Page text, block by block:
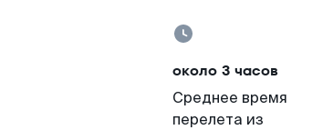
около 3 часов
Среднее время
перелета из